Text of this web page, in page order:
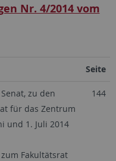
Nr. 4/2014 vom
Seite
zu den
für das Zentrum
und 1. Juli 2014
Fakultätsrat
144